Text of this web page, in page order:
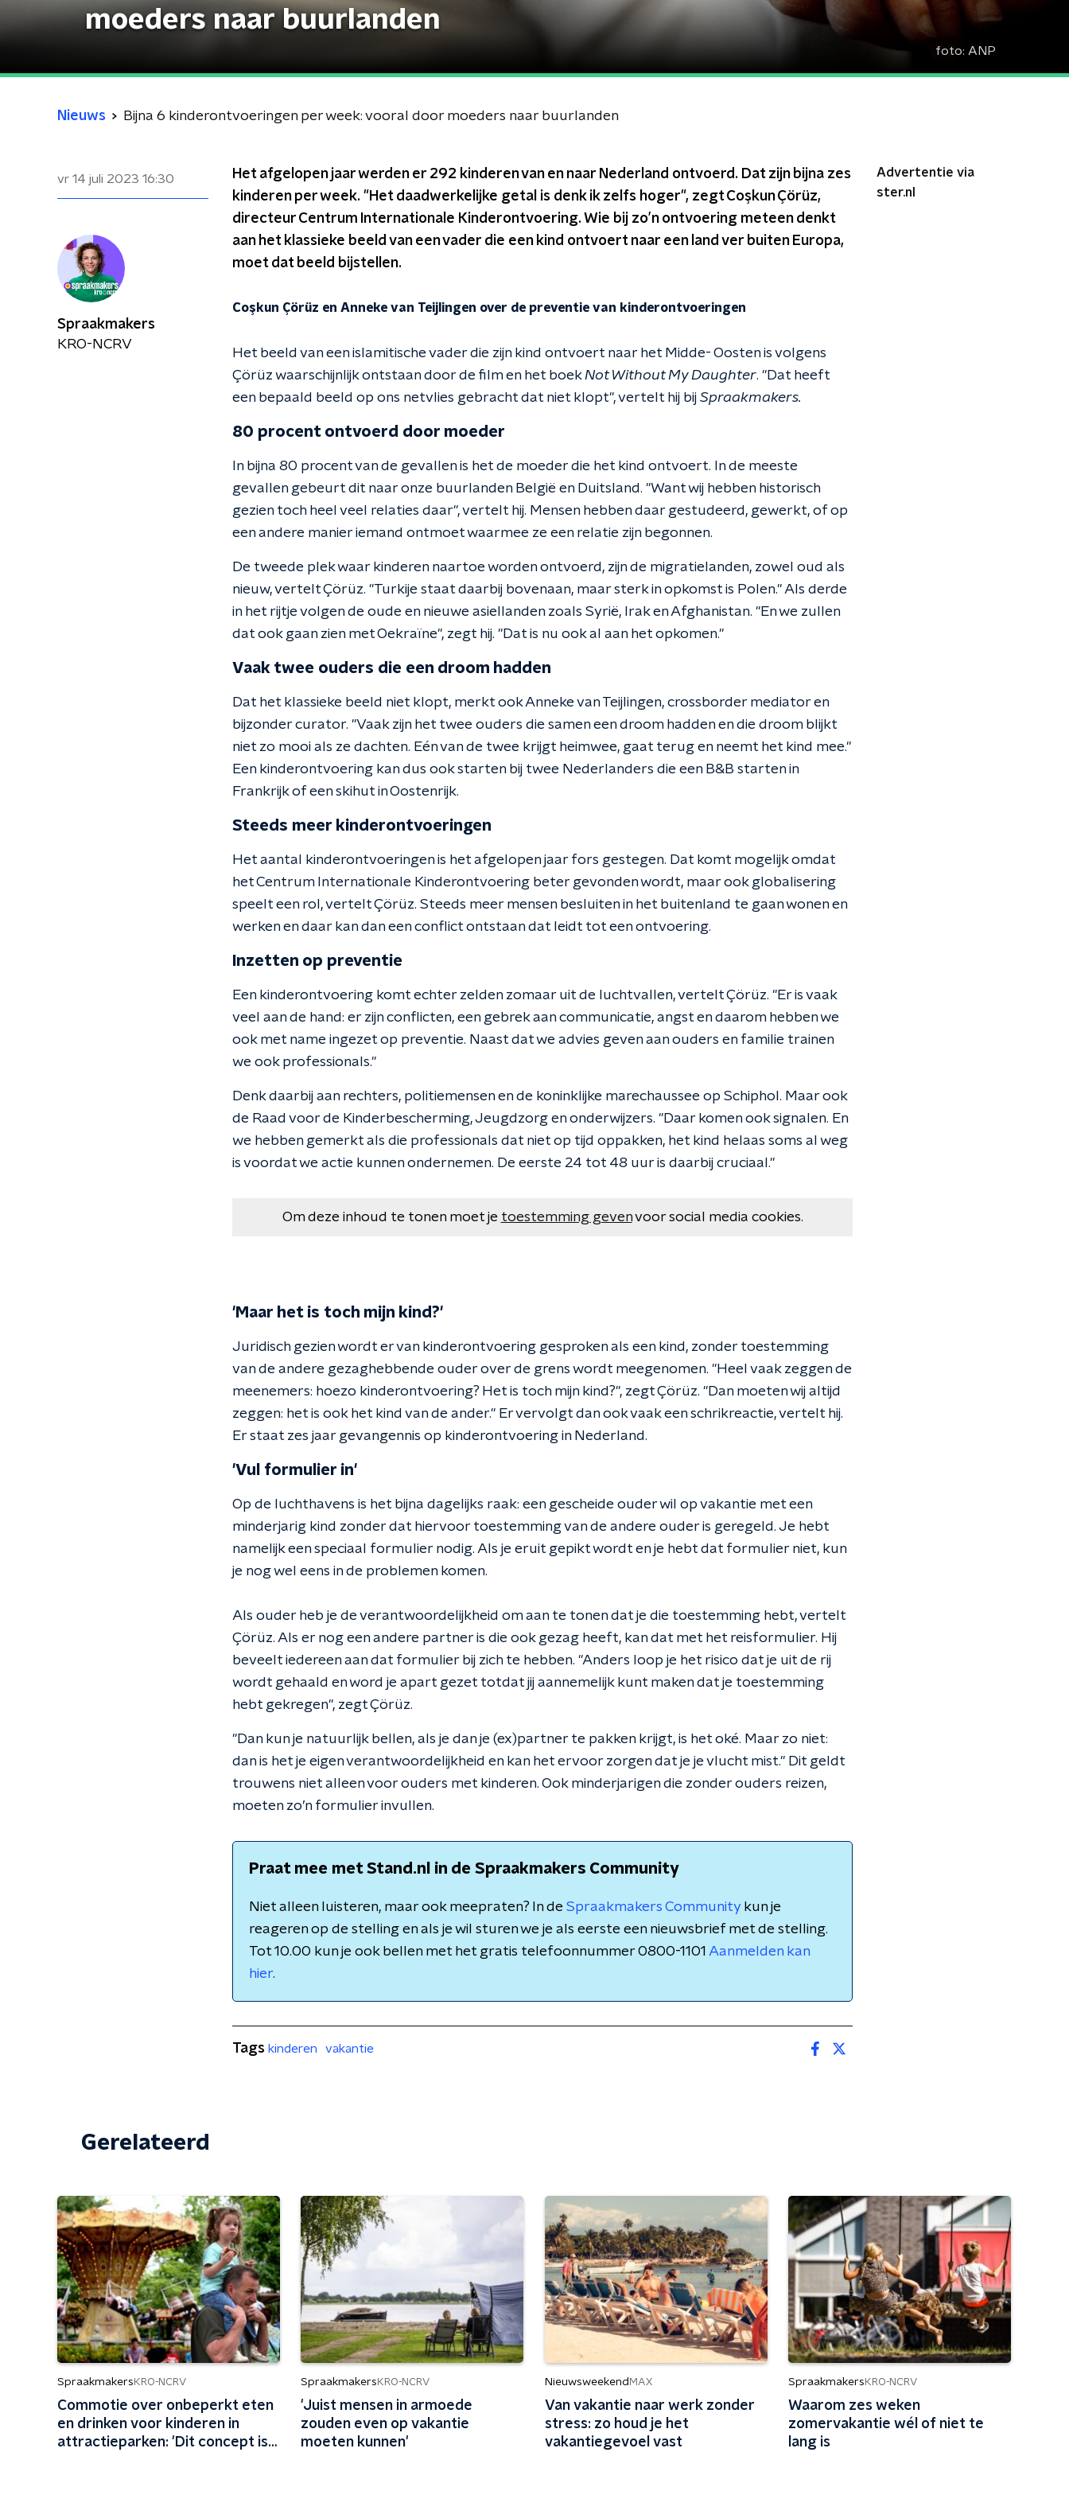
moeders naar buurlanden
foto: ANP
Nieuws Bijna 6 kinderontvoeringen per week: vooral door moeders naar buurlanden
vr 14 juli 2023 16:30
Het afgelopen jaar werden er 292 kinderen van en naar Nederland ontvoerd. Dat zijn bijna zes
kinderen per week. "Het daadwerkelijke getal is denk ik zelfs hoger", zegt Coşkun Çörüz,
directeur Centrum Internationale Kinderontvoering. Wie bij zo’n ontvoering meteen denkt
aan het klassieke beeld van een vader die een kind ontvoert naar een land ver buiten Europa,
moet dat beeld bijstellen.
Coşkun Çörüz en Anneke van Teijlingen over de preventie van kinderontvoeringen
Het beeld van een islamitische vader die zijn kind ontvoert naar het Midde- Oosten is volgens
Çörüz waarschijnlijk ontstaan door de film en het boekNot Without My Daughter. "Dat heeft
een bepaald beeld op ons netvlies gebracht dat niet klopt", vertelt hij bij Spraakmakers.
80 procent ontvoerd door moeder
In bijna 80 procent van de gevallen is het de moeder die het kind ontvoert. In de meeste
gevallen gebeurt dit naar onze buurlanden België en Duitsland. "Want wij hebben historisch
gezien toch heel veel relaties daar", vertelt hij. Mensen hebben daar gestudeerd, gewerkt, of op
een andere manier iemand ontmoet waarmee ze een relatie zijn begonnen.
De tweede plek waar kinderen naartoe worden ontvoerd, zijn de migratielanden, zowel oud als
nieuw, vertelt Çörüz. "Turkije staat daarbij bovenaan, maar sterk in opkomst is Polen." Als derde
in het rijtje volgen de oude en nieuwe asiellanden zoals Syrië, Irak en Afghanistan. "En we zullen
dat ook gaan zien met Oekraïne", zegt hij. "Dat is nu ook al aan het opkomen."
Vaak twee ouders die een droom hadden
Dat het klassieke beeld niet klopt, merkt ook Anneke van Teijlingen, crossborder mediator en
bijzonder curator. "Vaak zijn het twee ouders die samen een droom hadden en die droom blijkt
niet zo mooi als ze dachten. Eén van de twee krijgt heimwee, gaat terug en neemt het kind mee."
Een kinderontvoering kan dus ook starten bij twee Nederlanders die een B&B starten in
Frankrijk of een skihut in Oostenrijk.
Steeds meer kinderontvoeringen
Het aantal kinderontvoeringen is het afgelopen jaar fors gestegen. Dat komt mogelijk omdat
het Centrum Internationale Kinderontvoering beter gevonden wordt, maar ook globalisering
speelt een rol, vertelt Çörüz. Steeds meer mensen besluiten in het buitenland te gaan wonen en
werken en daar kan dan een conflict ontstaan dat leidt tot een ontvoering.
Inzetten op preventie
Een kinderontvoering komt echter zelden zomaar uit de luchtvallen, vertelt Çörüz. "Er is vaak
veel aan de hand: er zijn conflicten, een gebrek aan communicatie, angst en daarom hebben we
ook met name ingezet op preventie. Naast dat we advies geven aan ouders en familie trainen
we ook professionals."
Denk daarbij aan rechters, politiemensen en de koninklijke marechaussee op Schiphol. Maar ook
de Raad voor de Kinderbescherming, Jeugdzorg en onderwijzers. "Daar komen ook signalen. En
we hebben gemerkt als die professionals dat niet op tijd oppakken, het kind helaas soms al weg
is voordat we actie kunnen ondernemen. De eerste 24 tot 48 uur is daarbij cruciaal."
Om deze inhoud te tonen moet je toestemming gevenvoor social media cookies.
'Maar het is toch mijn kind?'
Juridisch gezien wordt er van kinderontvoering gesproken als een kind, zonder toestemming
van de andere gezaghebbende ouder over de grens wordt meegenomen. "Heel vaak zeggen de
meenemers: hoezo kinderontvoering? Het is toch mijn kind?", zegt Çörüz. "Dan moeten wij altijd
zeggen: het is ook het kind van de ander." Er vervolgt dan ook vaak een schrikreactie, vertelt hij.
Er staat zes jaar gevangennis op kinderontvoering in Nederland.
'Vul formulier in'
Op de luchthavens is het bijna dagelijks raak: een gescheide ouder wil op vakantie met een
minderjarig kind zonder dat hiervoor toestemming van de andere ouder is geregeld. Je hebt
namelijk een speciaal formulier nodig. Als je eruit gepikt wordt en je hebt dat formulier niet, kun
je nog wel eens in de problemen komen.
Als ouder heb je de verantwoordelijkheid om aan te tonen dat je die toestemming hebt, vertelt
Çörüz. Als er nog een andere partner is die ook gezag heeft, kan dat met het reisformulier. Hij
beveelt iedereen aan dat formulier bij zich te hebben. "Anders loop je het risico dat je uit de rij
wordt gehaald en word je apart gezet totdat jij aannemelijk kunt maken dat je toestemming
hebt gekregen", zegt Çörüz.
"Dan kun je natuurlijk bellen, als je dan je (ex)partner te pakken krijgt, is het oké. Maar zo niet:
dan is het je eigen verantwoordelijkheid en kan het ervoor zorgen dat je je vlucht mist." Dit geldt
trouwens niet alleen voor ouders met kinderen. Ook minderjarigen die zonder ouders reizen,
moeten zo’n formulier invullen.
Praat mee met Stand.nl in de Spraakmakers Community
Niet alleen luisteren, maar ook meepraten? In de Spraakmakers Community kun je
reageren op de stelling en als je wil sturen we je als eerste een nieuwsbrief met de stelling.
Tot 10.00 kun je ook bellen met het gratis telefoonnummer 0800-1101 Aanmelden kan
hier.
Advertentie via
ster.nl
Spraakmakers
KRO-NCRV
Tags kinderen vakantie
Gerelateerd
Spraakmakers KRO-NCRV
Commotie over onbeperkt eten
en drinken voor kinderen in
attractieparken: 'Dit concept is
Spraakmakers KRO-NCRV
'Juist mensen in armoede
zouden even op vakantie
moeten kunnen'
Nieuwsweekend MAX
Van vakantie naar werk zonder
stress: zo houd je het
vakantiegevoel vast
Spraakmakers KRO-NCRV
Waarom zes weken
zomervakantie wél of niet te
lang is